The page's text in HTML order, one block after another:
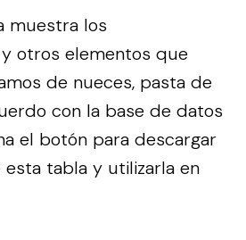
muestra los
otros elementos que
de nueces, pasta de
con la base de datos
el botón para descargar
tabla y utilizarla en